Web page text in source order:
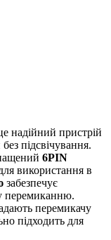
надійний пристрій
підсвічування.
6PIN
використання в
забезпечує
перемиканню.
перемикачу
підходить для